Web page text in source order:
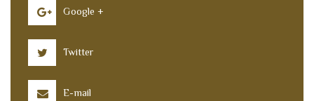
Google +
Twitter
E-mail